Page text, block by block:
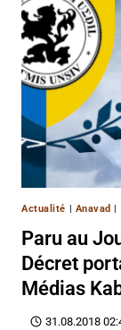
Actualité Anavad
Paru au
Décret
Médias
31.08.2018